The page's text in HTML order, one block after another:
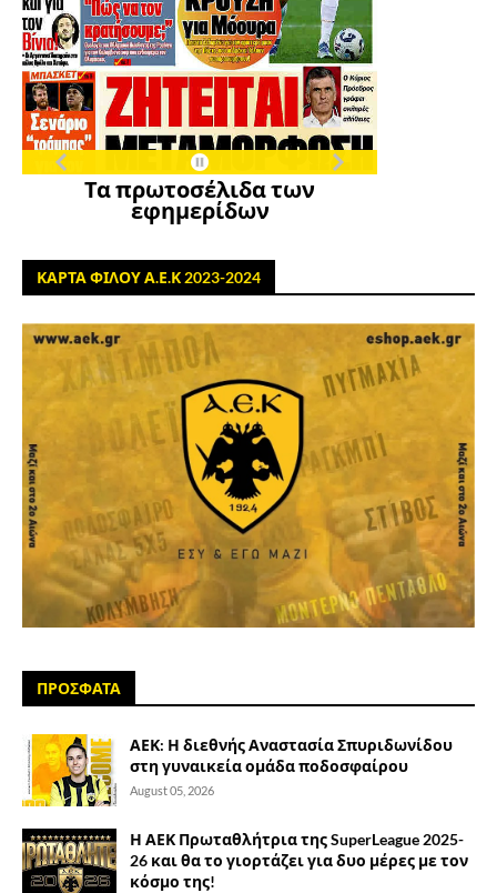
Τα πρωτοσέλιδα των
εφημερίδων
ΚΑΡΤΑ ΦΙΛΟΥ Α.Ε.Κ 2023-2024
ΠΡΟΣΦΑΤΑ
ΑΕΚ: Η διεθνής Αναστασία Σπυριδωνίδου
στη γυναικεία ομάδα ποδοσφαίρου
August 05, 2026
Η ΑΕΚ Πρωταθλήτρια της SuperLeague 2025-
26 και θα το γιορτάζει για δυο μέρες με τον
κόσμο της!